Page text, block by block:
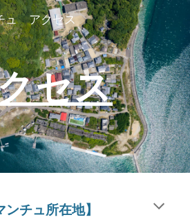
Skip to navigation
ュ アクセス
セス
チュ所在地】